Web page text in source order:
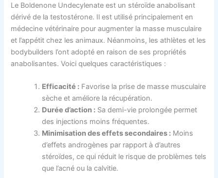
Le Boldenone Undecylenate est un stéroïde anabolisant
dérivé de la testostérone. Il est utilisé principalement en
médecine vétérinaire pour augmenter la masse musculaire
et l’appétit chez les animaux. Néanmoins, les athlètes et les
bodybuilders l’ont adopté en raison de ses propriétés
anabolisantes. Voici quelques caractéristiques :
Efficacité : Favorise la prise de masse musculaire
sèche et améliore la récupération.
Durée d’action : Sa demi-vie prolongée permet
des injections moins fréquentes.
Minimisation des effets secondaires : Moins
d’effets androgènes par rapport à d’autres
stéroïdes, ce qui réduit le risque de problèmes tels
que l’acné ou la calvitie.